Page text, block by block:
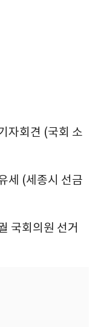
자회견 (국회 소
세 (세종시 선금
국회의원 선거